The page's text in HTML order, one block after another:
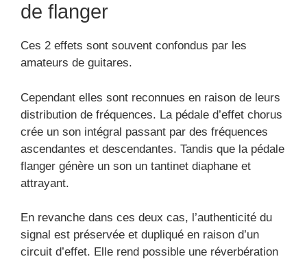
de flanger
Ces 2 effets sont souvent confondus par les
amateurs de guitares.
Cependant elles sont reconnues en raison de leurs
distribution de fréquences. La pédale d’effet chorus
crée un son intégral passant par des fréquences
ascendantes et descendantes. Tandis que la pédale
flanger génère un son un tantinet diaphane et
attrayant.
En revanche dans ces deux cas, l’authenticité du
signal est préservée et dupliqué en raison d’un
circuit d’effet. Elle rend possible une réverbération